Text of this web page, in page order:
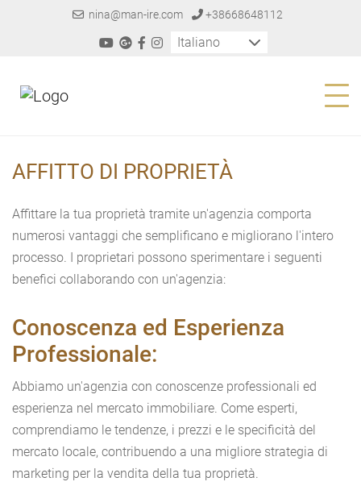
nina@man-ire.com +38668648112
Italiano
AFFITTO DI PROPRIETÀ
Affittare la tua proprietà tramite un'agenzia comporta
numerosi vantaggi che semplificano e migliorano l'intero
processo. I proprietari possono sperimentare i seguenti
benefici collaborando con un'agenzia:
Conoscenza ed Esperienza
Professionale:
Abbiamo un'agenzia con conoscenze professionali ed
esperienza nel mercato immobiliare. Come esperti,
comprendiamo le tendenze, i prezzi e le specificità del
mercato locale, contribuendo a una migliore strategia di
marketing per la vendita della tua proprietà.